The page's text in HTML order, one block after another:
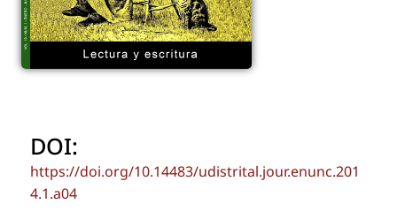
DOI:
https://doi.org/10.14483/udistrital.jour.enunc.201
4.1.a04